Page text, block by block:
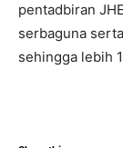
pentadbiran
serbaguna
sehingga lebih